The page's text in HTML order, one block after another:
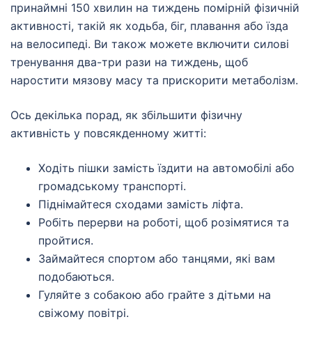
принаймні 150 хвилин на тиждень помірній фізичній
активності, такій як ходьба, біг, плавання або їзда
на велосипеді. Ви також можете включити силові
тренування два-три рази на тиждень, щоб
наростити мязову масу та прискорити метаболізм.
Ось декілька порад, як збільшити фізичну
активність у повсякденному житті:
Ходіть пішки замість їздити на автомобілі або
громадському транспорті.
Піднімайтеся сходами замість ліфта.
Робіть перерви на роботі, щоб розімятися та
пройтися.
Займайтеся спортом або танцями, які вам
подобаються.
Гуляйте з собакою або грайте з дітьми на
свіжому повітрі.